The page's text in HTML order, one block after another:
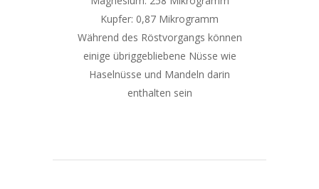
Kupfer: 0,87 Mikrogramm
Während des Röstvorgangs können
einige übriggebliebene Nüsse wie
Haselnüsse und Mandeln darin
enthalten sein